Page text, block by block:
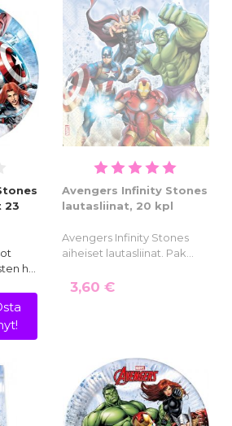
23
h…
Avengers Infinity Stones
lautasliinat, 20 kpl
Avengers Infinity Stones
aiheiset lautasliinat. Pak…
3,60 €